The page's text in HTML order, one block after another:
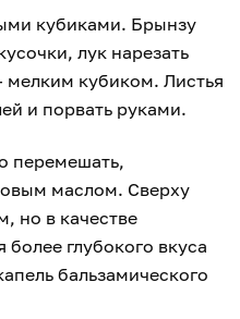
кубиками. Брынзу
лук нарезать
кубиком. Листья
и порвать руками.
перемешать,
маслом. Сверху
но в качестве
глубокого вкуса
бальзамического